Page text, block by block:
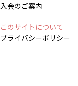
入会のご案内
このサイトについて
プライバシーポリシー